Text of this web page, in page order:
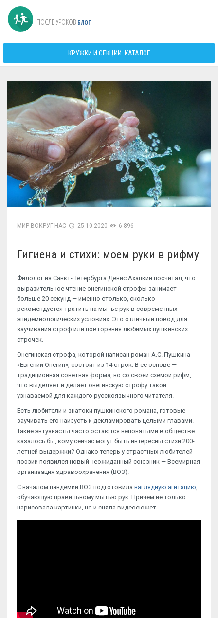
ПОСЛЕ УРОКОВ БЛОГ
КРУЖКИ И СЕКЦИИ: КАТАЛОГ
МИР ВОКРУГ НАС 25.10.2020 6 896
Гигиена и стихи: моем руки в рифму
Филолог из Санкт-Петербурга Денис Ахапкин посчитал, что
выразительное чтение онегинской строфы занимает
больше 20 секунд — именно столько, сколько
рекомендуется тратить на мытье рук в современных
эпидемиологических условиях. Это отличный повод для
заучивания строф или повторения любимых пушкинских
строчек.
Онегинская строфа, которой написан роман А.С. Пушкина
«Евгений Онегин», состоит из 14 строк. В её основе —
традиционная сонетная форма, но со своей схемой рифм,
что выделяет и делает онегинскую строфу такой
узнаваемой для каждого русскоязычного читателя.
Есть любители и знатоки пушкинского романа, готовые
заучивать его наизусть и декламировать целыми главами.
Такие энтузиасты часто остаются непонятыми в обществе:
казалось бы, кому сейчас могут быть интересны стихи 200-
летней выдержки? Однако теперь у страстных любителей
поэзии появился новый неожиданный союзник — Всемирная
организация здравоохранения (ВОЗ).
С началом пандемии ВОЗ подготовила наглядную агитацию,
обучающую правильному мытью рук. Причем не только
нарисовала картинки, но и сняла видеосюжет.